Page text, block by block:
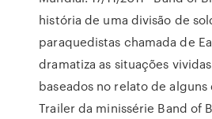
história de uma divisão de
paraquedistas chamada de
dramatiza as situações
baseados no relato de alguns
Trailer da minissérie Band of